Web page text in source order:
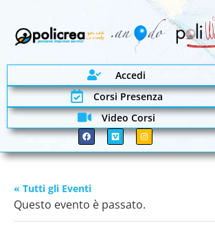
Accedi
Corsi Presenza
Video Corsi
« Tutti gli Eventi
Questo evento è passato.